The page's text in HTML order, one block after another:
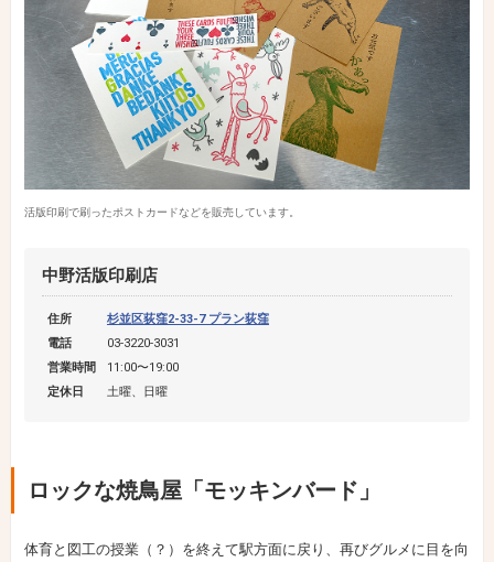
活版印刷で刷ったポストカードなどを販売しています。
中野活版印刷店
住所
杉並区荻窪2-33-7 プラン荻窪
電話
03-3220-3031
営業時間
11:00〜19:00
定休日
土曜、日曜
ロックな焼鳥屋「モッキンバード」
体育と図工の授業（？）を終えて駅方面に戻り、再びグルメに目を向